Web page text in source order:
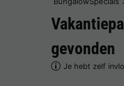
gevonden
Je hebt zelf